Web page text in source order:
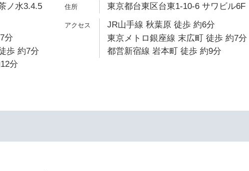
ノ水3.4.5
分
歩 約7分
分
東京都台東区台東1-10-6 サワビル6F
JR山手線 秋葉原 徒歩 約6分
東京メトロ銀座線 末広町 徒歩 約7分
都営新宿線 岩本町 徒歩 約9分